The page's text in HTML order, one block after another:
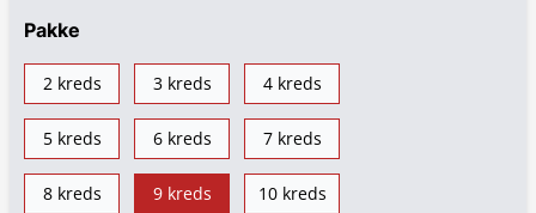
Pakke
2 kreds 3 kreds 4 kreds
5 kreds 6 kreds 7 kreds
8 kreds 9 kreds 10 kreds